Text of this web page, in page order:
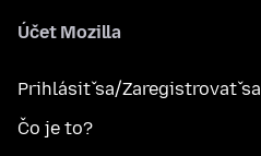
Účet Mozilla
Prihlásiť sa/Zaregistrovať sa
Čo je to?